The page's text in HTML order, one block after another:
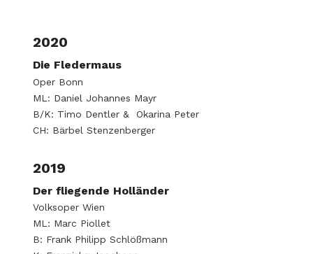
2020
Die Fledermaus
Oper Bonn
ML: Daniel Johannes Mayr
B/K: Timo Dentler & Okarina Peter
CH: Bärbel Stenzenberger
2019
Der fliegende Holländer
Volksoper Wien
ML: Marc Piollet
B: Frank Philipp Schlößmann